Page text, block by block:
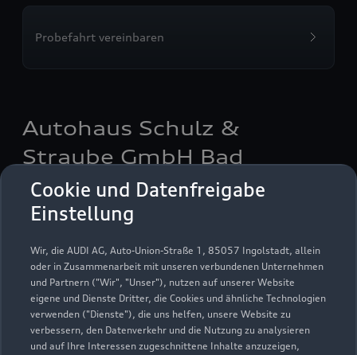
Cookie und Datenfreigabe
Einstellung
Wir, die AUDI AG, Auto-Union-Straße 1, 85057 Ingolstadt, allein
oder in Zusammenarbeit mit unseren verbundenen Unternehmen
und Partnern ("Wir", "Unser"), nutzen auf unserer Website
eigene und Dienste Dritter, die Cookies und ähnliche Technologien
verwenden ("Dienste"), die uns helfen, unsere Website zu
verbessern, den Datenverkehr und die Nutzung zu analysieren
und auf Ihre Interessen zugeschnittene Inhalte anzuzeigen,
Probefahrt vereinbaren
Autohaus Schulz &
Straube GmbH Bad
Salzungen
Autoverkauf
Servicepartner